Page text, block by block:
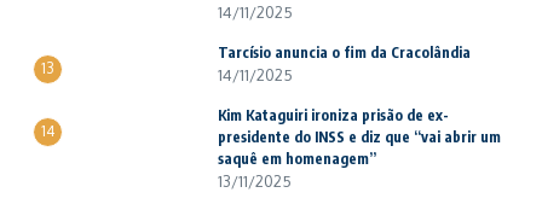
14/11/2025
13
Tarcísio anuncia o fim da Cracolândia
14/11/2025
14
Kim Kataguiri ironiza prisão de ex-
presidente do INSS e diz que “vai abrir um
saquê em homenagem”
13/11/2025